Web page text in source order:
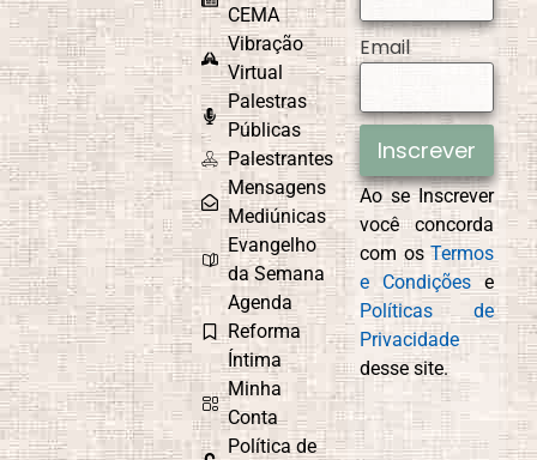
CEMAD
Combate ao
Egoísmo
Compaixão
Conexão com
Deus
Controle
Emocional
Cordel
Espírita
CEMA
Vibração
Virtual
Palestras
Públicas
Palestrantes
Mensagens
Mediúnicas
Evangelho
da Semana
Agenda
Reforma
Íntima
Minha
Conta
Política de
Email
Inscrever
Ao se Inscrever
você concorda
com osTermos
e Condições e
Políticas de
Privacidade
desse site.